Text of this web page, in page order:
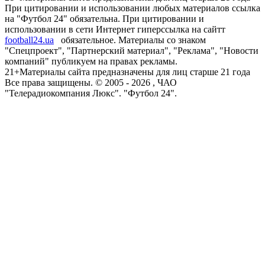
При цитировании и использовании любых материалов ссылка
на "Футбол 24" обязательна. При цитировании и
использовании в сети Интернет гиперссылка на сайтт
football24.ua
обязательное. Материалы со знаком
"Спецпроект", "Партнерский материал", "Реклама", "Новости
компаний" публикуем на правах рекламы.
21+Материалы сайта предназначены для лиц старше 21 года
Все права защищены. © 2005 - 2026 , ЧАО
"Телерадиокомпания Люкс". "Футбол 24".